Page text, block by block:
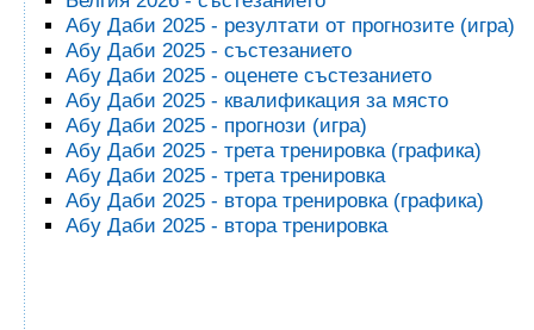
Абу Даби 2025 - резултати от прогнозите (игра)
Абу Даби 2025 - състезанието
Абу Даби 2025 - оценете състезанието
Абу Даби 2025 - квалификация за място
Абу Даби 2025 - прогнози (игра)
Абу Даби 2025 - трета тренировка (графика)
Абу Даби 2025 - трета тренировка
Абу Даби 2025 - втора тренировка (графика)
Абу Даби 2025 - втора тренировка